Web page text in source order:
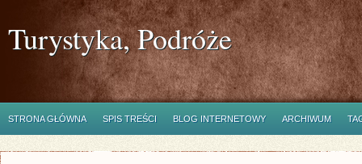
Turystyka, Podróże
STRONA GŁÓWNA SPIS TREŚCI BLOG INTERNETOWY ARCHIWUM